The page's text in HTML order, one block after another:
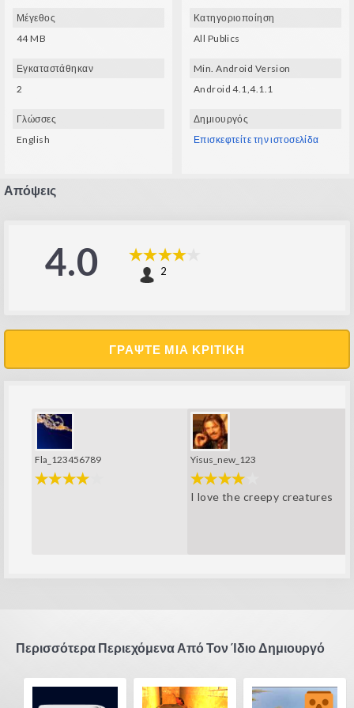
Cardboard, etc.) are needed
- 4 button controller needed
Μέγεθος
44 MB
Εγκαταστάθηκαν
2
Γλώσσες
English
Κατηγοριοποίηση
All Publics
Min. Android Version
Android 4.1,4.1.1
Δημιουργός
Επισκεφτείτε την ιστοσελίδα
Απόψεις
4.0 2
ΓΡΆΨΤΕ ΜΙΑ ΚΡΙΤΙΚΉ
Fla_123456789 Yisus_new_123
I love the creepy creatures
Περισσότερα Περιεχόμενα Από Τον Ίδιο Δημιουργό